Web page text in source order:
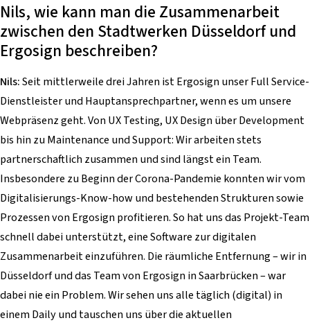
Nils, wie kann man die Zusammenarbeit
zwischen den Stadtwerken Düsseldorf und
Ergosign beschreiben?
Nils:Seit mittlerweile drei Jahren ist Ergosign unser Full Service-
Dienstleister und Hauptansprechpartner, wenn es um unsere
Webpräsenz geht. Von UX Testing, UX Design über Development
bis hin zu Maintenance und Support: Wir arbeiten stets
partnerschaftlich zusammen und sind längst ein Team.
Insbesondere zu Beginn der Corona-Pandemie konnten wir vom
Digitalisierungs-Know-how und bestehenden Strukturen sowie
Prozessen von Ergosign profitieren. So hat uns das Projekt-Team
schnell dabei unterstützt, eine Software zur digitalen
Zusammenarbeit einzuführen. Die räumliche Entfernung – wir in
Düsseldorf und das Team von Ergosign in Saarbrücken – war
dabei nie ein Problem. Wir sehen uns alle täglich (digital) in
einem Daily und tauschen uns über die aktuellen